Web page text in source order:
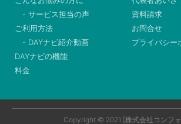
- サービス担当の声
ご利用方法
- DAYナビ紹介動画
DAYナビの機能
料金
資料請求
お問合せ
プライバシー
Copyright © 2021 [株式会社コンフ